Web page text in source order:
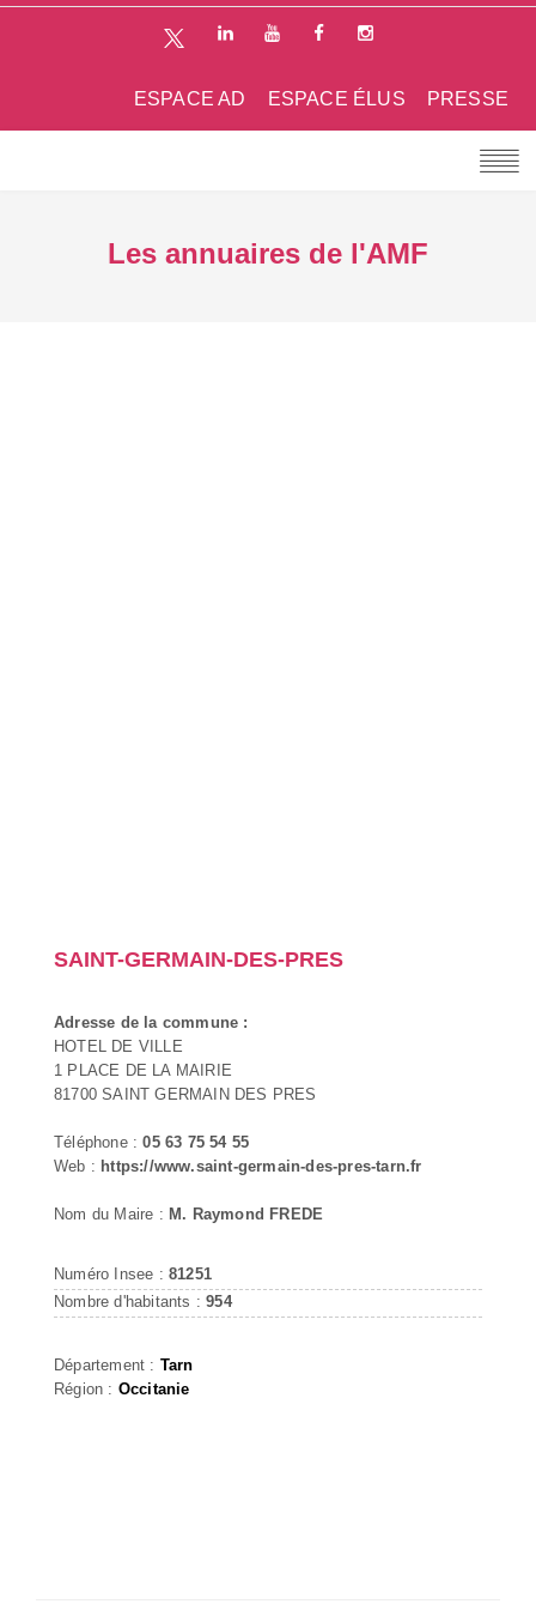
PRESSE
ESPACE ÉLUS
ESPACE AD
Les annuaires de l'AMF
SAINT-GERMAIN-DES-PRES
Adresse de la commune :
HOTEL DE VILLE
1 PLACE DE LA MAIRIE
81700 SAINT GERMAIN DES PRES
Téléphone :05 63 75 54 55
Web : https://www.saint-germain-des-pres-tarn.fr
Nom du Maire : M. Raymond FREDE
Numéro Insee : 81251
Nombre d'habitants :954
Département : Tarn
Région : Occitanie